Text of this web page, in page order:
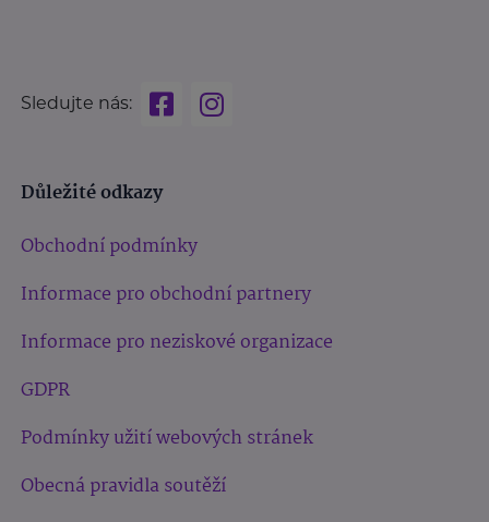
Sledujte nás:
Důležité odkazy
Obchodní podmínky
Informace pro obchodní partnery
Informace pro neziskové organizace
GDPR
Podmínky užití webových stránek
Obecná pravidla soutěží